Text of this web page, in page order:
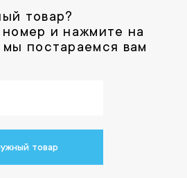
товар?
и нажмите на
постараемся вам
товар